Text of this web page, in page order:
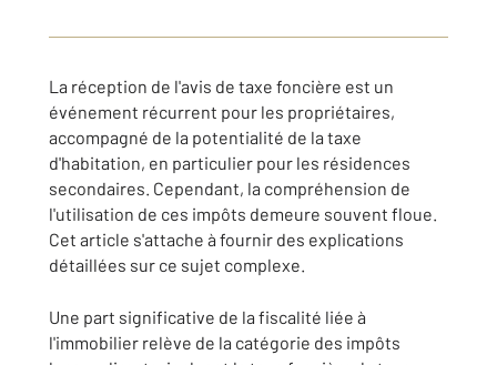
La réception de l'avis de taxe foncière est un
événement récurrent pour les propriétaires,
accompagné de la potentialité de la taxe
d'habitation, en particulier pour les résidences
secondaires. Cependant, la compréhension de
l'utilisation de ces impôts demeure souvent floue.
Cet article s'attache à fournir des explications
détaillées sur ce sujet complexe.
Une part significative de la fiscalité liée à
l'immobilier relève de la catégorie des impôts